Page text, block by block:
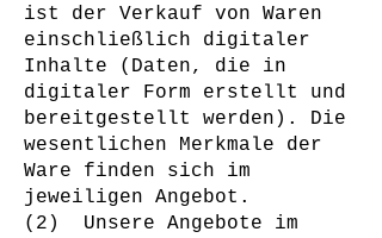
ist der Verkauf von Waren
einschließlich digitaler
Inhalte (Daten, die in
digitaler Form erstellt und
bereitgestellt werden). Die
wesentlichen Merkmale der
Ware finden sich im
jeweiligen Angebot.
(2) Unsere Angebote im